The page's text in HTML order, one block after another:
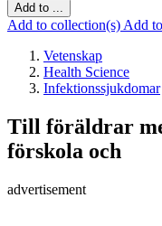
Add to ...
Add to collection(s) Add
Vetenskap
Health Science
Infektionssjukdomar
Till föräldrar
förskola och
advertisement